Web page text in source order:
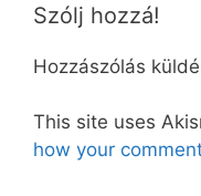
Szólj hozzá!
Hozzászólás
This site uses
how your